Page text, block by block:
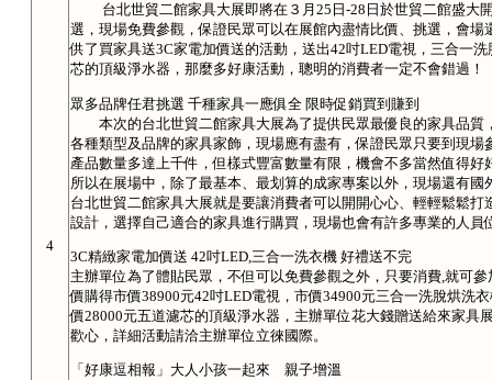
4
台北世貿二館家具大展即將在３月25日-28日於世貿二館盛大
選，現場免費參觀，保證民眾可以在展館內盡情比價、挑選，會
供了買家具送3C家電加價送的活動，送出42吋LED電視，三合一
芯的頂級淨水器，那麼多好康活動，聰明的消費者一定不會錯過！
眾多品牌任君挑選 千種家具一應俱全 限時促銷買到賺到
本次的台北世貿二館家具大展為了提供民眾最優良的家具品質
各種類型及品牌的家具家飾，現場應有盡有，保證民眾只要到現
產品數量多達上千件，但樣式豐富數量有限，機會不多當然值得
所以在展場中，除了最基本、最划算的成家專案以外，現場還有
台北世貿二館家具大展就是要讓消費者可以開開心心、輕輕鬆鬆
設計，選擇自己適合的家具進行購買，現場也會有許多專業的人
3C精緻家電加價送 42吋LED,三合一洗衣機 好禮送不完
主辦單位為了體貼民眾，不但可以免費參觀之外，只要消費,就可
價購得市價38900元42吋LED電視，市價34900元三合一洗脫烘洗
價28000元五道濾芯的頂級淨水器，主辦單位花大錢贈送給來家具
歡心，詳細活動請洽主辦單位立徠國際。
「好康逗相報」大人小孩一起來 親子增溫